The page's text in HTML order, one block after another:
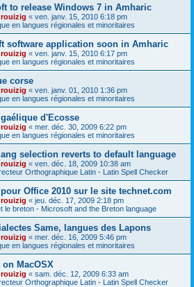
to release Windows 7 in Amharic
« ven. janv. 15, 2010 6:18 pm
en langues régionales et minoritaires
software application soon in Amharic
« ven. janv. 15, 2010 6:17 pm
en langues régionales et minoritaires
corse
« ven. janv. 01, 2010 1:36 pm
en langues régionales et minoritaires
d'Ecosse
« mer. déc. 30, 2009 6:22 pm
en langues régionales et minoritaires
selection reverts to default language
« ven. déc. 18, 2009 10:38 am
Orthographique Latin - Latin Spell Checker
Office 2010 sur le site technet.com
« jeu. déc. 17, 2009 2:18 pm
le breton - Microsoft and the Breton language
Same, langues des Lapons
« mer. déc. 16, 2009 5:46 pm
en langues régionales et minoritaires
MacOSX
« sam. déc. 12, 2009 6:33 am
Orthographique Latin - Latin Spell Checker